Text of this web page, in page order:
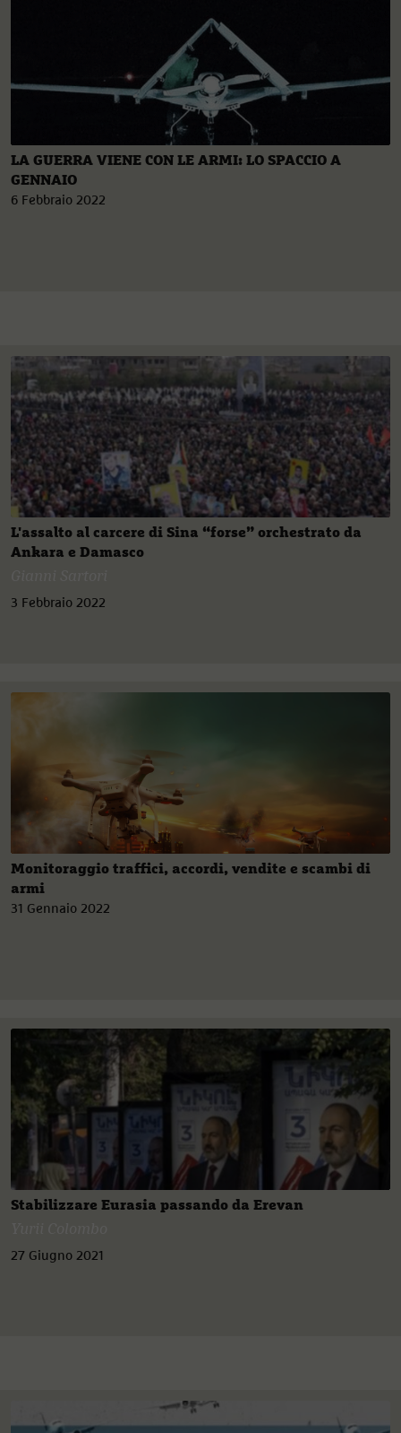
LA GUERRA VIENE CON LE ARMI: LO SPACCIO A
GENNAIO
6 Febbraio 2022
L'assalto al carcere di Sina “forse” orchestrato da
Ankara e Damasco
3 Febbraio 2022
Monitoraggio traffici, accordi, vendite e scambi di
armi
31 Gennaio 2022
Stabilizzare Eurasia passando da Erevan
27 Giugno 2021